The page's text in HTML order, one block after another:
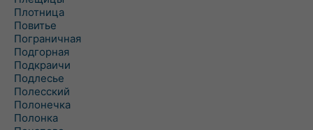
Плотница
Повитье
Пограничная
Подгорная
Подкраичи
Подлесье
Полесский
Полонечка
Полонка